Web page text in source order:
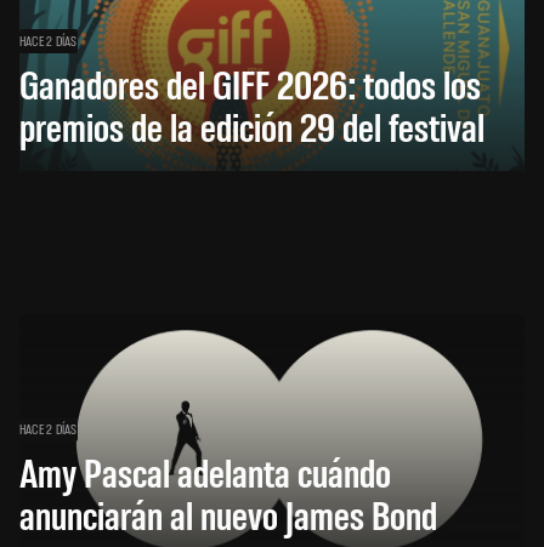
HACE 2 DÍAS
Ganadores del GIFF 2026: todos los
premios de la edición 29 del festival
HACE 2 DÍAS
Amy Pascal adelanta cuándo
anunciarán al nuevo James Bond